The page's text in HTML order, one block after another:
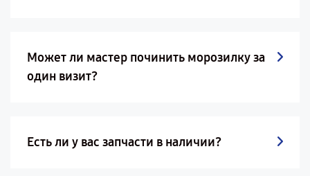
Может ли мастер починить морозилку за
один визит?
Есть ли у вас запчасти в наличии?